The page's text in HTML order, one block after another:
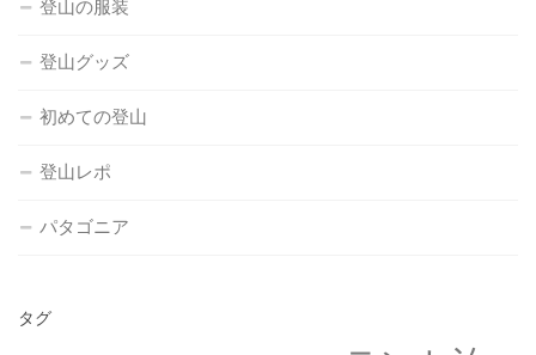
登山の服装
登山グッズ
初めての登山
登山レポ
パタゴニア
タグ